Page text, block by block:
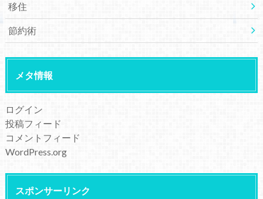
移住
節約術
メタ情報
ログイン
投稿フィード
コメントフィード
WordPress.org
スポンサーリンク